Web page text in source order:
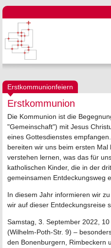
Erstkommunionfeiern
Erstkommunion
Die Kommunion ist die
"Gemeinschaft") mit Jesus
eines Gottesdienstes
bereiten wir uns beim ersten
verstehen lernen, was das für
katholischen Kinder, die in der
gemeinsamen Entdeckungsweg
In diesem Jahr informieren wir
wir auf dieser Entdeckungsreise
Samstag, 3. September 2022,
(Wilhelm-Poth-Str. 9) –
den Bonenburgern, Rimbeckern